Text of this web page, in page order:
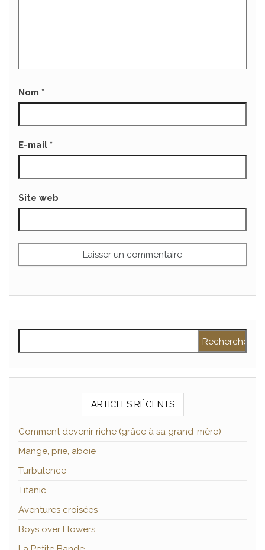
Nom *
E-mail *
Site web
ARTICLES RÉCENTS
Comment devenir riche (grâce à sa grand-mère)
Mange, prie, aboie
Turbulence
Titanic
Aventures croisées
Boys over Flowers